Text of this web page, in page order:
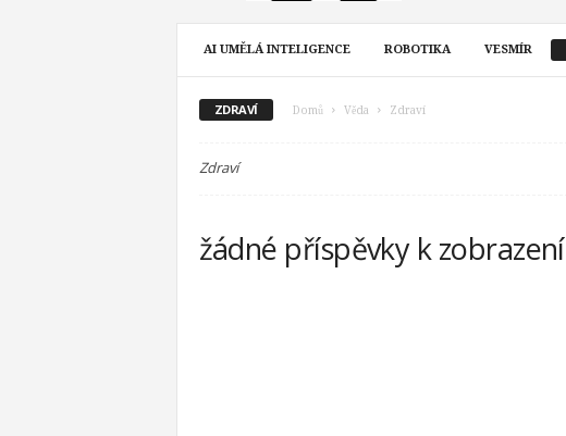
AI UMĚLÁ INTELIGENCE ROBOTIKA VESMÍR
ZDRAVÍ Domů Věda Zdraví
Zdraví
žádné příspěvky k zobrazení